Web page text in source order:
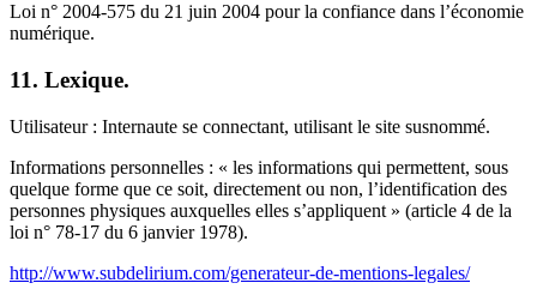
Loi n° 2004-575 du 21 juin 2004 pour la confiance dans l’économie
numérique.
11. Lexique.
Utilisateur : Internaute se connectant, utilisant le site susnommé.
Informations personnelles : « les informations qui permettent, sous
quelque forme que ce soit, directement ou non, l’identification des
personnes physiques auxquelles elles s’appliquent » (article 4 de la
loi n° 78-17 du 6 janvier 1978).
http://www.subdelirium.com/generateur-de-mentions-legales/